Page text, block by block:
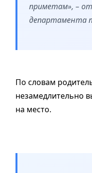
приметам», –
департамента
По словам
незамедлительно
на место.